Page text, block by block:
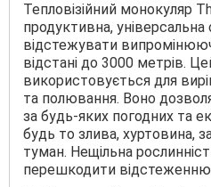
Тепловізійний монокуляр
продуктивна,
відстежувати
відстані до 3000 метрів.
використовується для
та полювання. Воно
за будь-яких погодних та
будь то злива, хуртовина,
туман. Нещільна
перешкодити відстеженню